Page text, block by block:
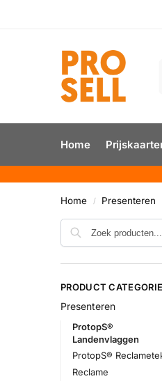
Home
Home / Presenteren
PRODUCT
Presenteren
ProtopS®
Landenvlaggen
ProtopS®
Reclame